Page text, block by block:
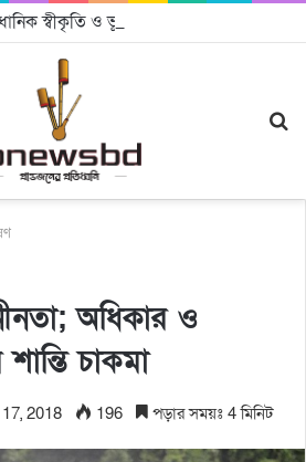
অধিকার ও
চাকমা
2018 196 পড়ার সময়ঃ 4 মিনিট